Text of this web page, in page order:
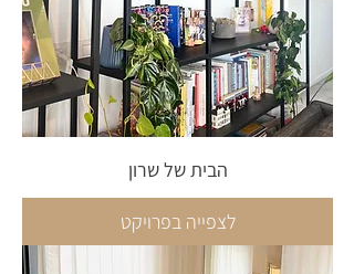
הבית של שרון
לצפייה בפרויקט